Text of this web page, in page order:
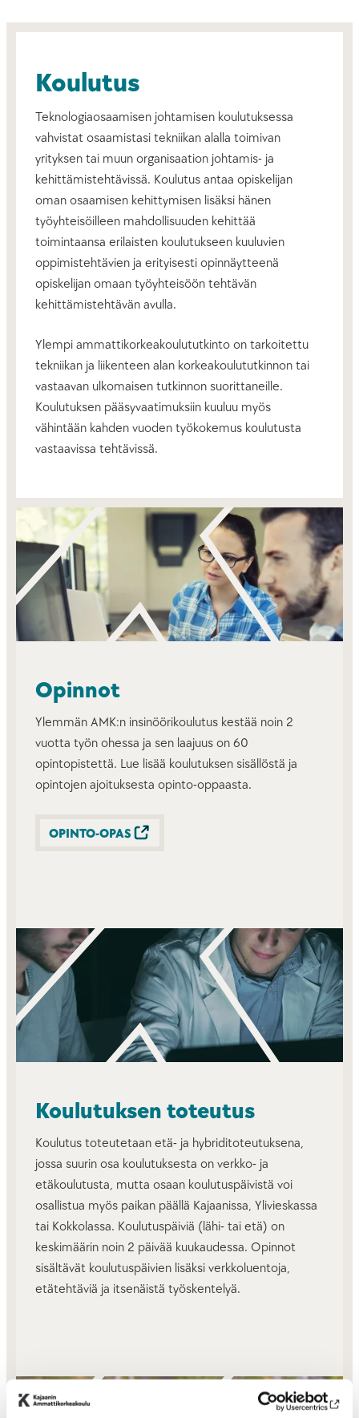
Koulutus
Teknologiaosaamisen johtamisen koulutuksessa
vahvistat osaamistasi tekniikan alalla toimivan
yrityksen tai muun organisaation johtamis- ja
kehittämistehtävissä. Koulutus antaa opiskelijan
oman osaamisen kehittymisen lisäksi hänen
työyhteisöilleen mahdollisuuden kehittää
toimintaansa erilaisten koulutukseen kuuluvien
oppimistehtävien ja erityisesti opinnäytteenä
opiskelijan omaan työyhteisöön tehtävän
kehittämistehtävän avulla.
Ylempi ammattikorkeakoulututkinto on tarkoitettu
tekniikan ja liikenteen alan korkeakoulututkinnon tai
vastaavan ulkomaisen tutkinnon suorittaneille.
Koulutuksen pääsyvaatimuksiin kuuluu myös
vähintään kahden vuoden työkokemus koulutusta
vastaavissa tehtävissä.
Opinnot
Ylemmän AMK:n insinöörikoulutus kestää noin 2
vuotta työn ohessa ja sen laajuus on 60
opintopistettä. Lue lisää koulutuksen sisällöstä ja
opintojen ajoituksesta opinto-oppaasta.
OPINTO-OPAS
Koulutuksen toteutus
Koulutus toteutetaan etä- ja hybriditoteutuksena,
jossa suurin osa koulutuksesta on verkko- ja
etäkoulutusta, mutta osaan koulutuspäivistä voi
osallistua myös paikan päällä Kajaanissa, Ylivieskassa
tai Kokkolassa. Koulutuspäiviä (lähi- tai etä) on
keskimäärin noin 2 päivää kuukaudessa. Opinnot
sisältävät koulutuspäivien lisäksi verkkoluentoja,
etätehtäviä ja itsenäistä työskentelyä.